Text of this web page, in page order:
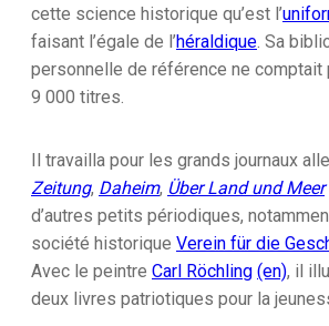
cette science historique qu’est l’
faisant l’égale de l’héraldique. Sa
personnelle de référence ne comptait
9 000 titres.
Il travailla pour les grands journaux
Zeitung, Daheim, Über Land und Meer
d’autres petits périodiques,
société historique Verein für die
Avec le peintre Carl Röchling (en), il
deux livres patriotiques pour la